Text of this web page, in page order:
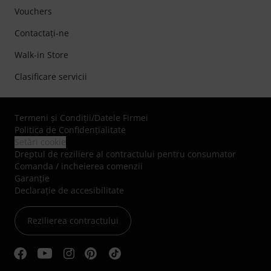
Vouchers
Contactaţi-ne
Walk-in Store
Clasificare servicii
Termeni şi Condiţii/Datele Firmei
Politica de Confidenţialitate
Dreptul de reziliere al contractului pentru consumator
Comanda / incheierea comenzii
Garanție
Declarație de accesibilitate
Rezilierea contractului